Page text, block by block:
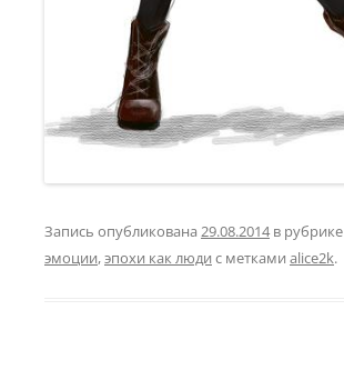
Запись опубликована 29.08.2014в рубрике
эмоции,эпохи как люди с метками alice2k.